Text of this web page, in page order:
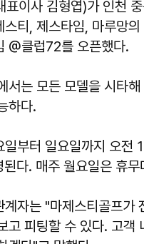
표이사 김형엽)가 인천
스티, 제스타임, 마루망의
@클럽72를 오픈했다.
서는 모든 모델을 시타
하다.
일부터 일요일까지 오전
다. 매주 월요일은 휴무
계자는 "마제스티골프가
고 피팅할 수 있다. 고객